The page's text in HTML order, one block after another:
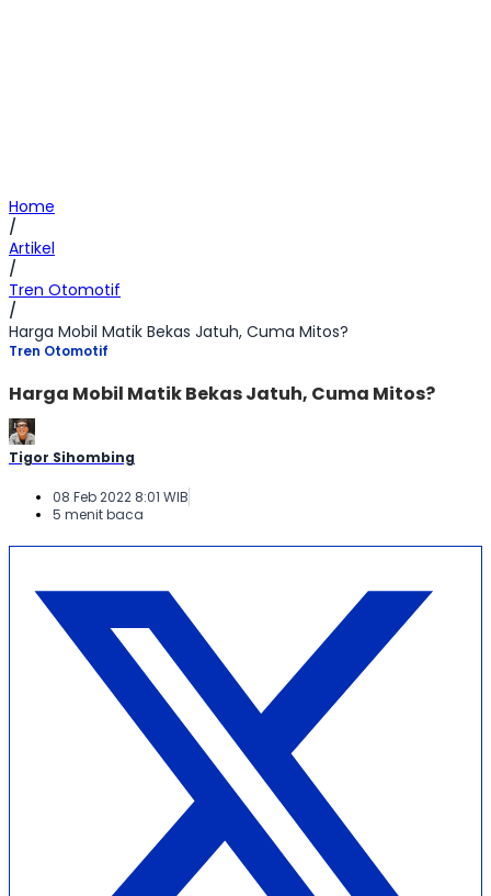
Home
/
Artikel
/
Tren Otomotif
/
Harga Mobil Matik Bekas Jatuh, Cuma Mitos?
Tren Otomotif
Harga Mobil Matik Bekas Jatuh, Cuma Mitos?
Tigor Sihombing
08 Feb 2022 8:01 WIB
5 menit baca